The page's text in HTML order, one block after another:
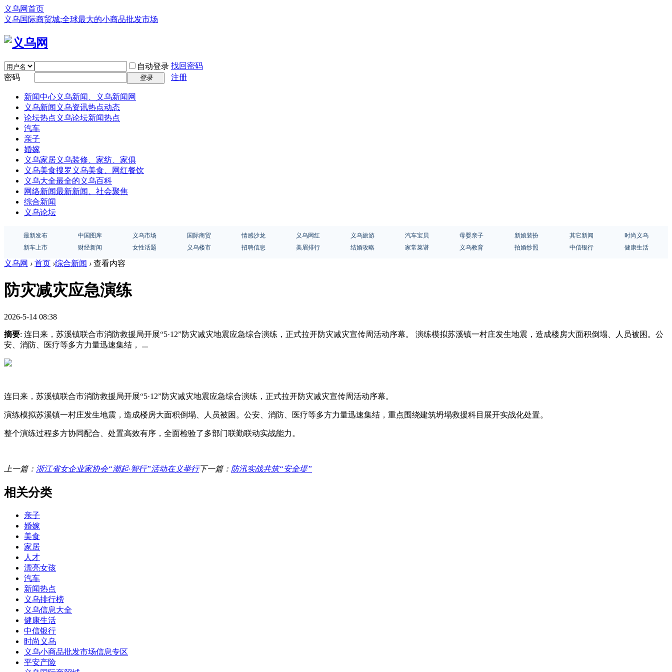
义乌网首页
义乌国际商贸城:全球最大的小商品批发市场
自动登录 找回密码
密码
登录 注册
新闻中心义乌新闻、义乌新闻网
义乌新闻 义乌资讯热点动态
论坛热点 义乌论坛新闻热点
汽车
亲子
婚嫁
义乌家居义乌装修、家纺、家俱
义乌美食搜罗义乌美食、网红餐饮
义乌大全最全的义乌百科
网络新闻最新新闻、社会聚焦
综合新闻
义乌论坛
最新发布 中国图库 义乌市场 国际商贸 情感沙龙 义乌网红 义乌旅游 汽车宝贝 母婴亲子 新娘装扮 其它新闻
时尚义乌
新车上市
财经新闻 女性话题 义乌楼市 招聘信息 美眉排行 结婚攻略 家常菜谱 义乌教育 拍婚纱照 中信银行 健康生活
义乌网 › 首页 ›综合新闻 › 查看内容
防灾减灾应急演练
2026-5-14 08:38
摘要: 连日来，苏溪镇联合市消防救援局开展“5·12”防灾减灾地震应急综合演练，正式拉开防灾减灾宣传周活动序幕。 演练模拟苏溪镇一村庄发生地震，造成楼房大面积倒塌、人员被困。公
安、消防、医疗等多方力量迅速集结， ...
连日来，苏溪镇联合市消防救援局开展“5·12”防灾减灾地震应急综合演练，正式拉开防灾减灾宣传周活动序幕。
演练模拟苏溪镇一村庄发生地震，造成楼房大面积倒塌、人员被困。公安、消防、医疗等多方力量迅速集结，重点围绕建筑坍塌救援科目展开实战化处置。
整个演练过程多方协同配合、处置高效有序，全面检验了多部门联勤联动实战能力。
上一篇： 浙江省女企业家协会“潮起·智行”活动在义举行下一篇： 防汛实战共筑“安全堤”
相关分类
亲子
婚嫁
美食
家居
人才
漂亮女孩
汽车
新闻热点
义乌排行榜
义乌信息大全
健康生活
中信银行
时尚义乌
义乌小商品批发市场信息专区
平安产险